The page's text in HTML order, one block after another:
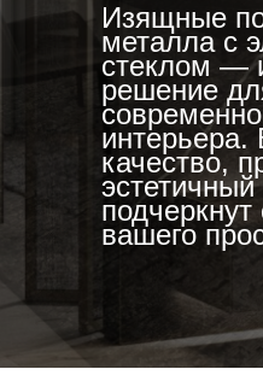
Изящные
металла с
стеклом —
решение
интерьера.
качество,
подчеркнут
вашего